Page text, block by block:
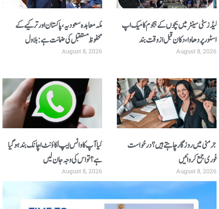
مکہ معاہدہ سعودیہ، پاکستان اور ترکیے کے
محفوظ مستقبل کی ضمانت ہے: بلاول
August 8, 2026
لیڈز سٹی سینٹر میں بچوں کے ہجوم کا میک اپ
اسٹور پر دھاوا، دکان قبل از وقت بند
August 8, 2026
کیا آپ کا واٹس ایپ اکاؤنٹ اچانک بند ہوگیا
ہے؟ تو اس کی وجہ جان لیں
August 8, 2026
جرمنی میں روزگار چاہتے ہیں؟ درخواست
فوری جمع کروائیں
August 8, 2026